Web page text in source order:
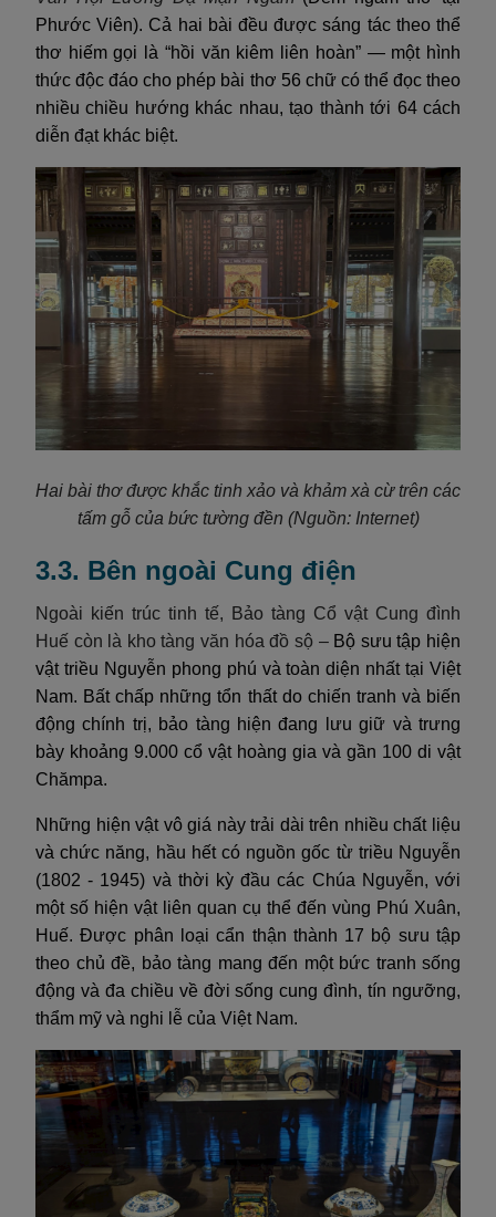
Phước Viên). Cả hai bài đều được sáng tác theo thể
thơ hiếm gọi là “hồi văn kiêm liên hoàn” — một hình
thức độc đáo cho phép bài thơ 56 chữ có thể đọc theo
nhiều chiều hướng khác nhau, tạo thành tới 64 cách
diễn đạt khác biệt.
Hai bài thơ được khắc tinh xảo và khảm xà cừ trên các
tấm gỗ của bức tường đền (Nguồn: Internet)
3.3. Bên ngoài Cung điện
Ngoài kiến trúc tinh tế, Bảo tàng Cổ vật Cung đình
Huế còn là kho tàng văn hóa đồ sộ –Bộ sưu tập hiện
vật triều Nguyễn phong phú và toàn diện nhất tại Việt
Nam. Bất chấp những tổn thất do chiến tranh và biến
động chính trị, bảo tàng hiện đang lưu giữ và trưng
bày khoảng 9.000 cổ vật hoàng gia và gần 100 di vật
Chămpa.
Những hiện vật vô giá này trải dài trên nhiều chất liệu
và chức năng, hầu hết có nguồn gốc từ triều Nguyễn
(1802 - 1945) và thời kỳ đầu các Chúa Nguyễn, với
một số hiện vật liên quan cụ thể đến vùng Phú Xuân,
Huế. Được phân loại cẩn thận thành 17 bộ sưu tập
theo chủ đề, bảo tàng mang đến một bức tranh sống
động và đa chiều về đời sống cung đình, tín ngưỡng,
thẩm mỹ và nghi lễ của Việt Nam.